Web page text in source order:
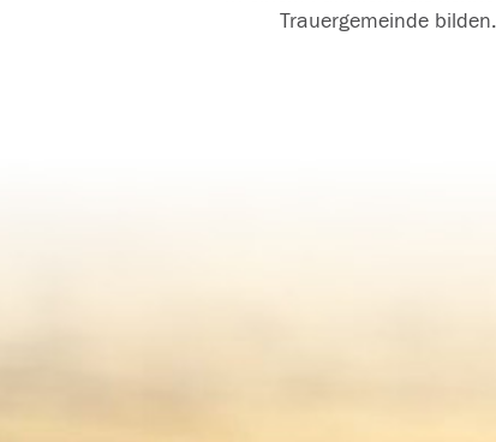
Trauergemeinde